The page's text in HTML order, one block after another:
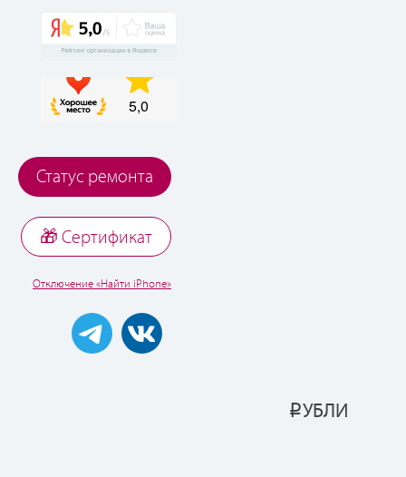
Статус ремонта
🎁 Cертификат
Отключение «Найти iPhone»
РУБЛИ